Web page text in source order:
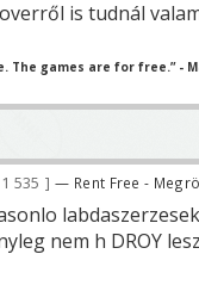
is tudnál
The games are for free.” -
535 — Rent Free -
nem h DROY